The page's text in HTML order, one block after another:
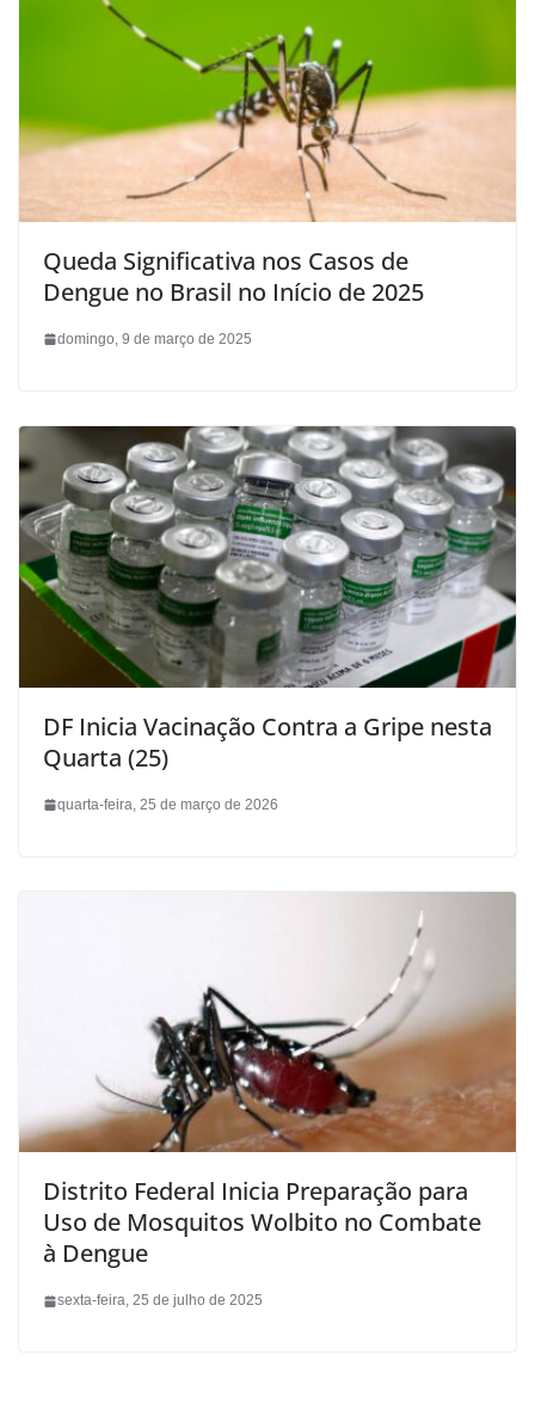
Queda Significativa nos Casos de
Dengue no Brasil no Início de 2025
domingo, 9 de março de 2025
DF Inicia Vacinação Contra a Gripe nesta
Quarta (25)
quarta-feira, 25 de março de 2026
Distrito Federal Inicia Preparação para
Uso de Mosquitos Wolbito no Combate
à Dengue
sexta-feira, 25 de julho de 2025